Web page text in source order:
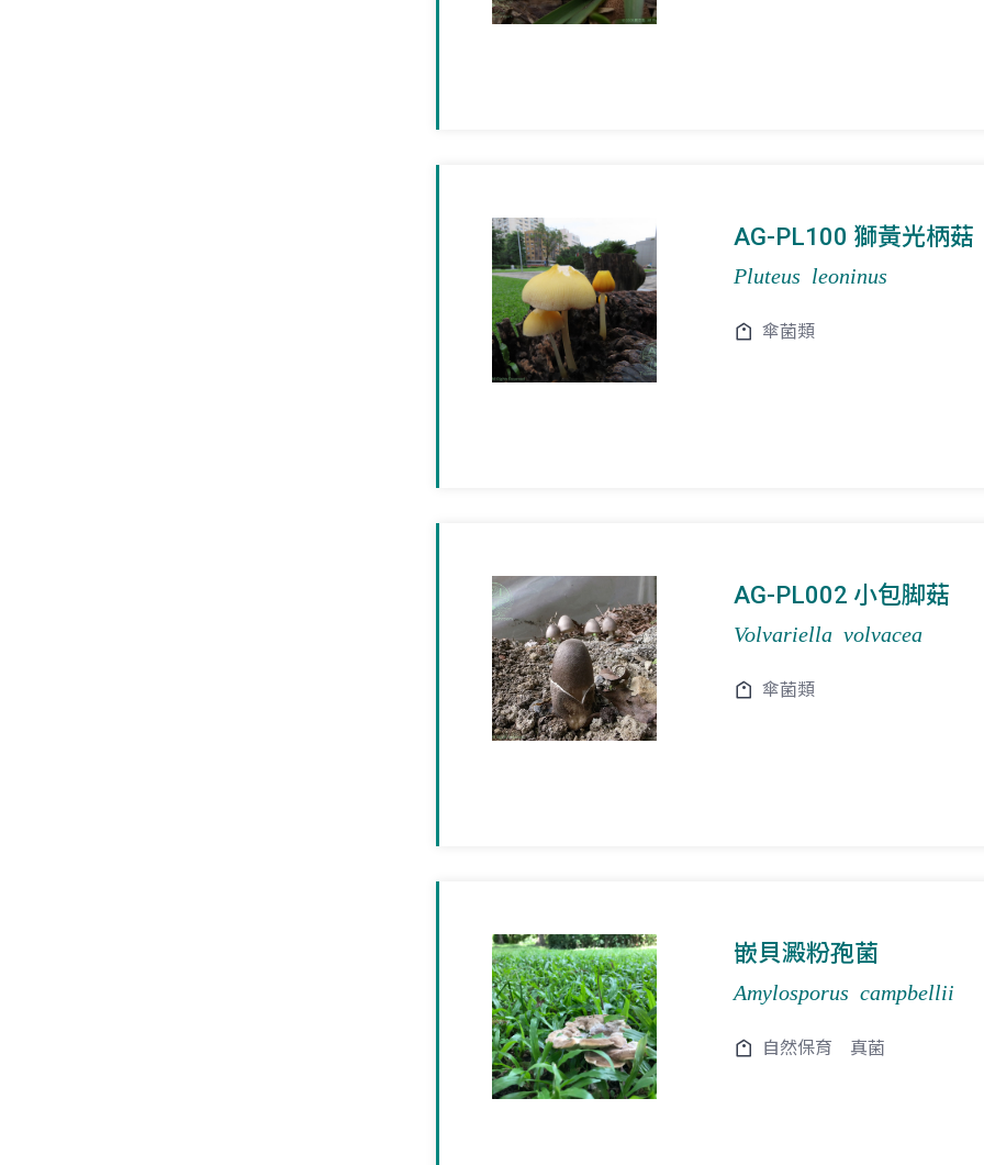
AG-PL100 獅黃光柄菇
Pluteus leoninus
傘菌類
AG-PL002 小包脚菇
Volvariella volvacea
傘菌類
嵌貝澱粉孢菌
Amylosporus campbellii
自然保育 真菌